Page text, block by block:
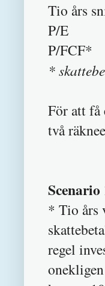
Tio års
P/E
P/
*
För att få
två
Scenario
* Tio års
regel